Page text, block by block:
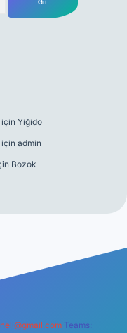
için Yiğido
için admin
Bozok
Teams: